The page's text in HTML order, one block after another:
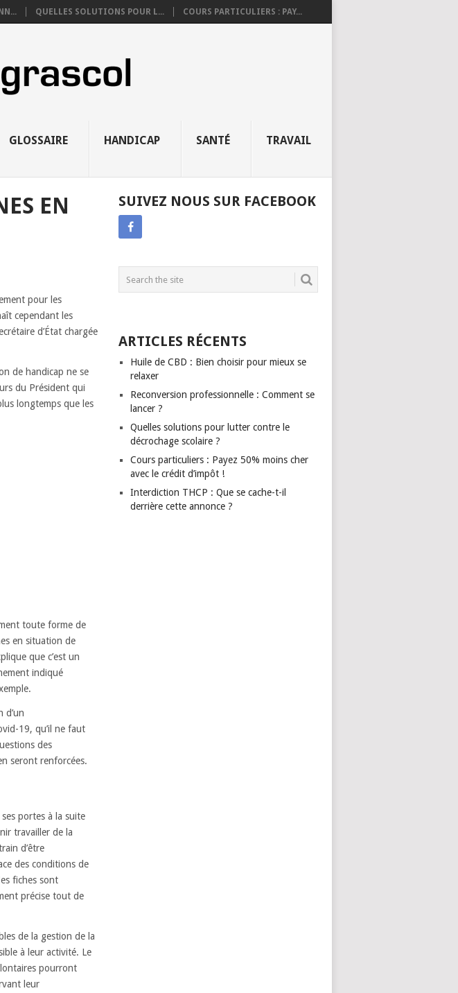
QUELLES SOLUTIONS POUR L... COURS PARTICULIERS : PAY...
GLOSSAIRE HANDICAP SANTÉ TRAVAIL
EN
pour les
cependant les
d’État chargée
de handicap ne se
du Président qui
longtemps que les
toute forme de
en situation de
que c’est un
indiqué
d’un
19, qu’il ne faut
des
seront renforcées.
portes à la suite
travailler de la
d’être
des conditions de
fiches sont
précise tout de
de la gestion de la
à leur activité. Le
pourront
leur
SUIVEZ NOUS SUR FACEBOOK
ARTICLES RÉCENTS
Huile de CBD : Bien choisir pour mieux se
relaxer
Reconversion professionnelle : Comment se
lancer ?
Quelles solutions pour lutter contre le
décrochage scolaire ?
Cours particuliers : Payez 50% moins cher
avec le crédit d’impôt !
Interdiction THCP : Que se cache-t-il
derrière cette annonce ?